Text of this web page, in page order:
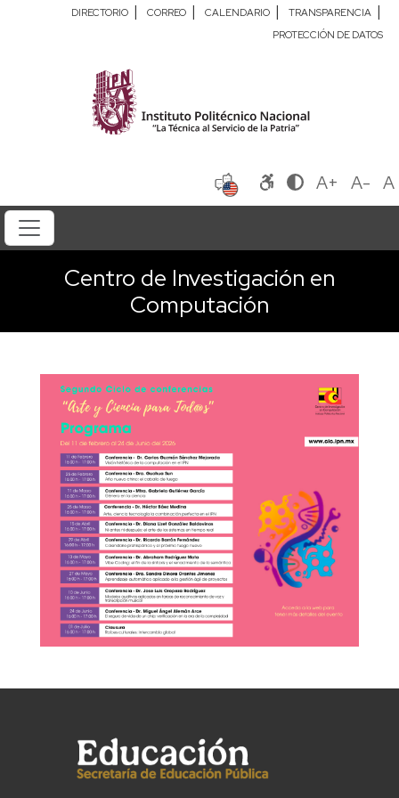
DIRECTORIO | CORREO | CALENDARIO | TRANSPARENCIA |
PROTECCIÓN DE DATOS
A+ A- A
Centro de Investigación en
Computación